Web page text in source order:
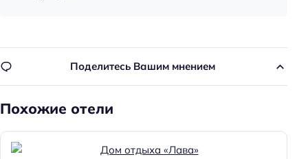
Поделитесь Вашим мнением
Похожие отели